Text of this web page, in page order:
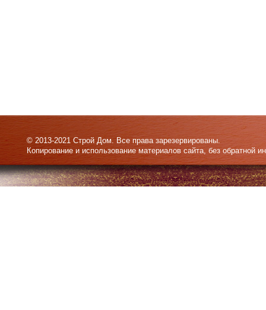
© 2013-2021 Строй Дом. Все права зарезервированы.
Копирование и использование материалов сайта, без обратной